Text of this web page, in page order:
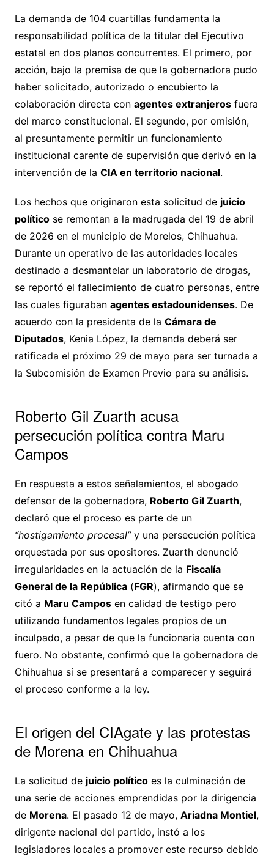
La demanda de 104 cuartillas fundamenta la
responsabilidad política de la titular del Ejecutivo
estatal en dos planos concurrentes. El primero, por
acción, bajo la premisa de que la gobernadora pudo
haber solicitado, autorizado o encubierto la
colaboración directa con agentes extranjerosfuera
del marco constitucional. El segundo, por omisión,
al presuntamente permitir un funcionamiento
institucional carente de supervisión que derivó en la
intervención de la CIA en territorio nacional.
Los hechos que originaron esta solicitud de juicio
políticose remontan a la madrugada del 19 de abril
de 2026 en el municipio de Morelos, Chihuahua.
Durante un operativo de las autoridades locales
destinado a desmantelar un laboratorio de drogas,
se reportó el fallecimiento de cuatro personas, entre
las cuales figuraban agentes estadounidenses. De
acuerdo con la presidenta de la Cámara de
Diputados, Kenia López, la demanda deberá ser
ratificada el próximo 29 de mayo para ser turnada a
la Subcomisión de Examen Previo para su análisis.
Roberto Gil Zuarth acusa
persecución política contra Maru
Campos
En respuesta a estos señalamientos, el abogado
defensor de la gobernadora, Roberto Gil Zuarth,
declaró que el proceso es parte de un
“hostigamiento procesal”y una persecución política
orquestada por sus opositores. Zuarth denunció
irregularidades en la actuación de la Fiscalía
General de la República(FGR), afirmando que se
citó a Maru Camposen calidad de testigo pero
utilizando fundamentos legales propios de un
inculpado, a pesar de que la funcionaria cuenta con
fuero. No obstante, confirmó que la gobernadora de
Chihuahua sí se presentará a comparecer y seguirá
el proceso conforme a la ley.
El origen del CIAgate y las protestas
de Morena en Chihuahua
La solicitud de juicio políticoes la culminación de
una serie de acciones emprendidas por la dirigencia
de Morena. El pasado 12 de mayo, Ariadna Montiel,
dirigente nacional del partido, instó a los
legisladores locales a promover este recurso debido